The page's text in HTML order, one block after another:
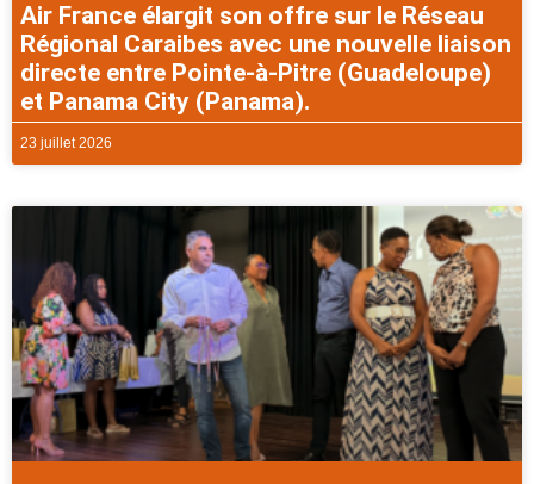
Air France élargit son offre sur le Réseau
Régional Caraibes avec une nouvelle liaison
directe entre Pointe-à-Pitre (Guadeloupe)
et Panama City (Panama).
23 juillet 2026